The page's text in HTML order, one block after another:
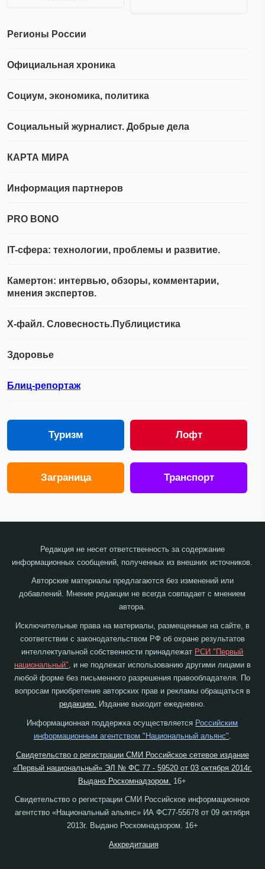
Регионы России
Официальная хроника
Социум, экономика, политика
Социальный журналист. Добрые дела
КАРТА МИРА
Информация партнеров
PRO BONO
IT-сфера: технологии, проблемы и развитие.
Камертон: интервью, обзоры, комментарии,
мнения экспертов.
Х-файл. Словесность.Публицистика
Здоровье
Блиц-репортаж
Туризм Лофт
Заграница Транспорт
Редакция не несет ответственность за содержание
информационных сообщений, полученных из внешних источников.
Авторские материалы предлагаются без изменений или
добавлений. Мнение редакции не всегда совпадает с мнением
автора.
Исключительные права на материалы, размещенные на сайте, в
соответствии с законодательством РФ об охране результатов
интеллектуальной собственности принадлежат РСИ "Первый
национальный", и не подлежат использованию другими лицами в
любой форме без письменного разрешения правообладателя. По
вопросам приобретение авторских прав и рекламы обращаться в
редакцию. Издание выходит ежедневно.
Информационная поддержка осуществляется Российским
информационным агентством "Национальный альянс"
Свидетельство о регистрации СМИ Российское сетевое издание
«Первый национальный» ЭЛ № ФС 77 - 59520 от 03 октября 2014г.
Выдано Роскомнадзором.
16+
Свидетельство о регистрации СМИ Российское информационное
агентство «Национальный альянс» ИА ФС77-55678 от 09 октября
2013г. Выдано Роскомнадзором. 16+
Аккредитация